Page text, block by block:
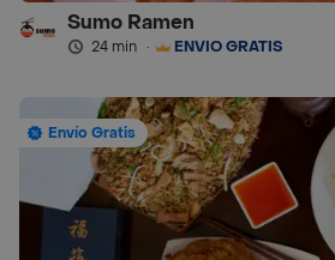
Sumo Ramen
24 min · ENVÍO GRATIS
Envío Gratis